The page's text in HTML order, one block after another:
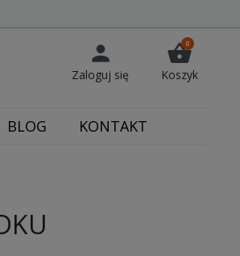
person
Zaloguj się
shopping_basket
0
Koszyk
BLOG KONTAKT